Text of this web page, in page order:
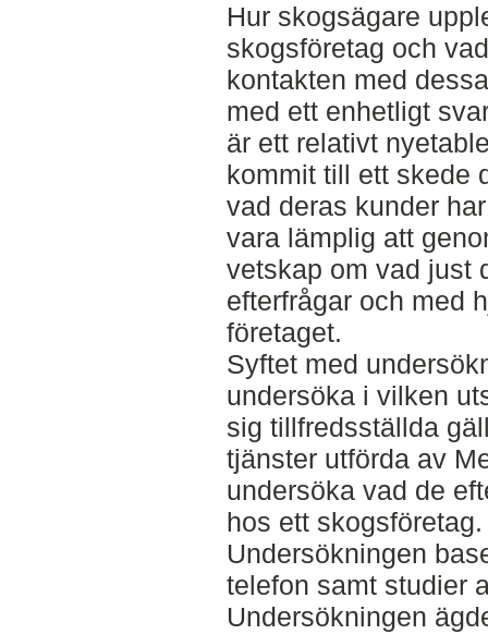
Hur skogsägare
skogsföretag och
kontakten med
med ett enhetligt
är ett relativt
kommit till ett skede
vad deras kunder
vara lämplig att
vetskap om vad just
efterfrågar och med
företaget.
Syftet med
undersöka i vilken
sig tillfredsställda
tjänster utförda av
undersöka vad de
hos ett skogsföretag.
Undersökningen
telefon samt studier
Undersökningen